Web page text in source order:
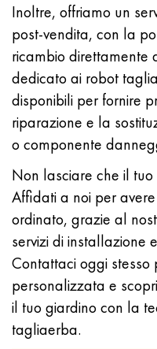
Inoltre, offriamo un
post-vendita, con la
ricambio direttamente
dedicato ai robot
disponibili per fornire
riparazione e la
o componente
Non lasciare che il
Affidati a noi per
ordinato, grazie al
servizi di installazione
Contattaci oggi
personalizzata e
il tuo giardino con la
tagliaerba.